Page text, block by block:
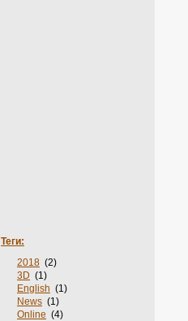
Теги:
2018 (2)
3D (1)
English (1)
News (1)
Online (4)